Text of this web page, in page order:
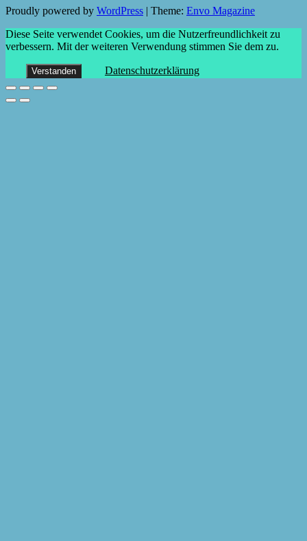
Proudly powered by WordPress Theme: Envo Magazine
Diese Seite verwendet Cookies, um die Nutzerfreundlichkeit zu
verbessern. Mit der weiteren Verwendung stimmen Sie dem zu.
Verstanden Datenschutzerklärung